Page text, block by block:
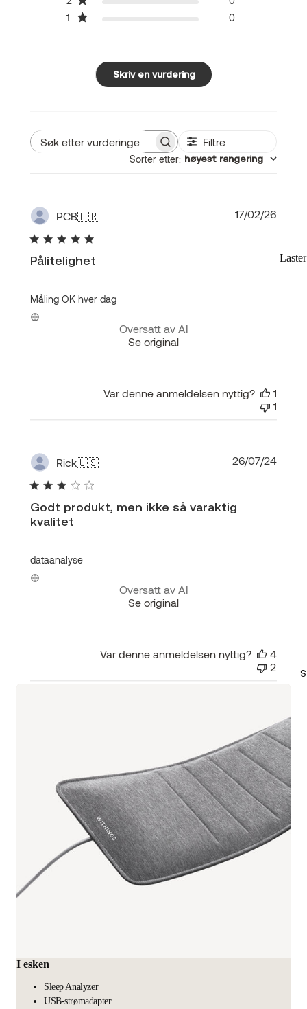
1
0
Skriv en vurdering
Søk
Filtre
Sorter etter: høyest rangering
PCB🇫🇷
Pålitelighet
Måling OK hver dag
Oversatt av AI
Se original
17/02/26
Var denne anmeldelsen nyttig?
1
1
Rick🇺🇸
Godt produkt, men ikke så varaktig
kvalitet
dataanalyse
Oversatt av AI
Se original
26/07/24
Var denne anmeldelsen nyttig?
4
2
I esken
Sleep Analyzer
USB-strømadapter